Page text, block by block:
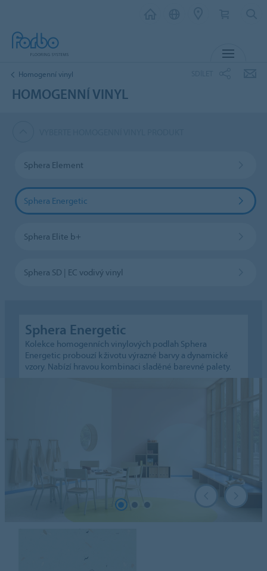
Homogenní vinyl
HOMOGENNÍ VINYL
Sphera Element
Sphera Energetic
Sphera Elite b+
Sphera SD | EC vodivý vinyl
Sphera Energetic
Kolekce homogenních vinylových podlah Sphera
Energetic probouzí k životu výrazné barvy a dynamické
vzory. Nabízí hravou kombinaci sladěné barevné palety.